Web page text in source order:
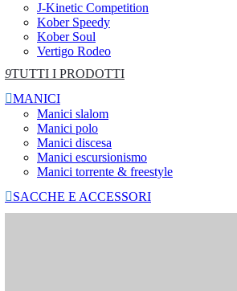
J-Kinetic Competition
Kober Speedy
Kober Soul
Vertigo Rodeo
9TUTTI I PRODOTTI
MANICI
Manici slalom
Manici polo
Manici discesa
Manici escursionismo
Manici torrente & freestyle
SACCHE E ACCESSORI